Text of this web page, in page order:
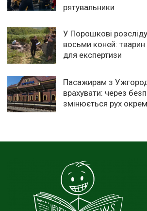
рятувальники
У Порошкові
восьми коней: тварин
для експертизи
Пасажирам з
врахувати: через
змінюється рух